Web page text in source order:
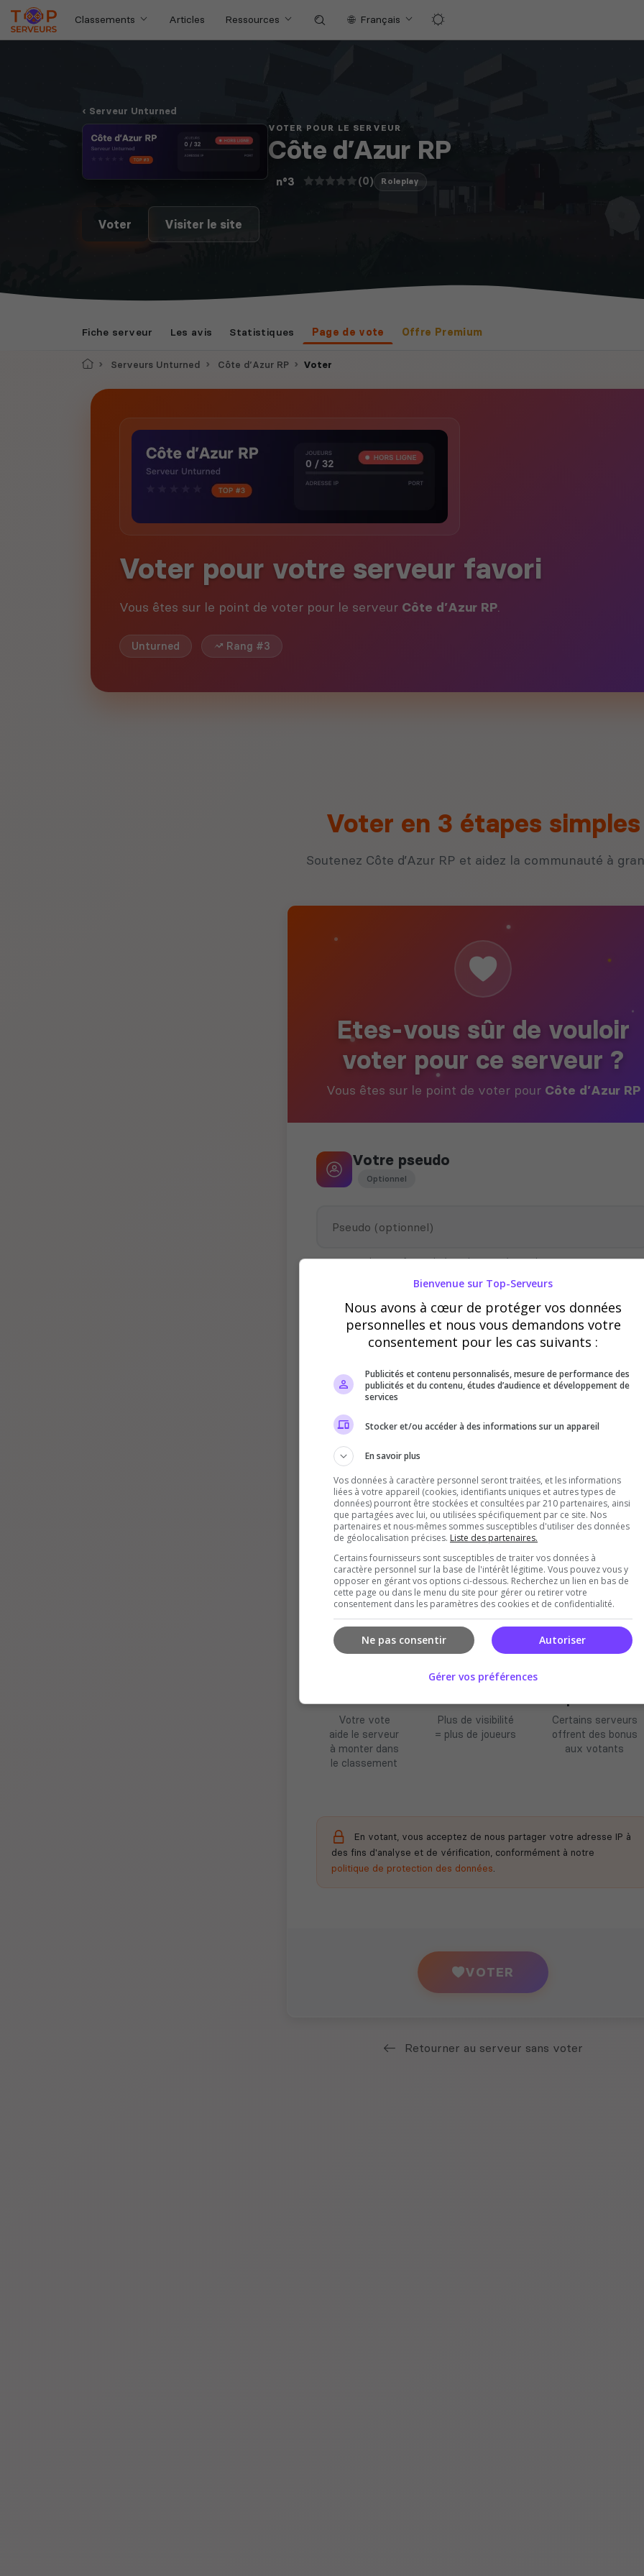
Classements Articles Ressources Français
Serveur Unturned
VOTER POUR LE SERVEUR
Côte d’Azur RP
n°3 (0) Roleplay
Voter Visiter le site
Fiche serveur Les avis Statistiques Page de vote Offre Premium
AccueilServeurs Unturned Côte d’Azur RP Voter
Voter pour votre serveur favori
Vous êtes sur le point de voter pour le serveur Côte d’Azur RP.
Unturned Rang #3
Voter en 3 étapes simples
Soutenez Côte d’Azur RP et aidez la communauté à
Etes-vous sûr de vouloir
voter pour ce serveur ?
Vous êtes sur le point de voter pour Côte d’Azur RP
Votre pseudo
Optionnel
Ce pseudo peut être utilisé par le propriétaire du serveur pour vous
Vérification
Requis
Cette étape nous aide à lutter contre les votes
automatisés
Pourquoi voter pour Côte d’Azur RP ?
Votre vote
aide le serveur
à monter dans
le classement
Soutient la
Plus de visibilité
= plus de joueurs
Certains serveurs
offrent des bonus
aux votants
En votant, vous acceptez de nous partager votre adresse IP à
des fins d'analyse et de vérification, conformément à notre
politique de protection des données.
VOTER
Retourner au serveur sans voter
Bienvenue sur Top-Serveurs
Nous avons à cœur de protéger vos données
personnelles et nous vous demandons votre
consentement pour les cas suivants :
Publicités et contenu personnalisés, mesure de performance des
publicités et du contenu, études d’audience et développement de
services
Stocker et/ou accéder à des informations sur un appareil
En savoir plus
Vos données à caractère personnel seront traitées, et les informations
liées à votre appareil (cookies, identifiants uniques et autres types de
données) pourront être stockées et consultées par 210 partenaires, ainsi
que partagées avec lui, ou utilisées spécifiquement par ce site. Nos
partenaires et nous-mêmes sommes susceptibles d'utiliser des données
de géolocalisation précises. Liste des partenaires.
Certains fournisseurs sont susceptibles de traiter vos données à
caractère personnel sur la base de l'intérêt légitime. Vous pouvez vous y
opposer en gérant vos options ci-dessous. Recherchez un lien en bas de
cette page ou dans le menu du site pour gérer ou retirer votre
consentement dans les paramètres des cookies et de confidentialité.
Autoriser
Ne pas consentir
Gérer vos préférences